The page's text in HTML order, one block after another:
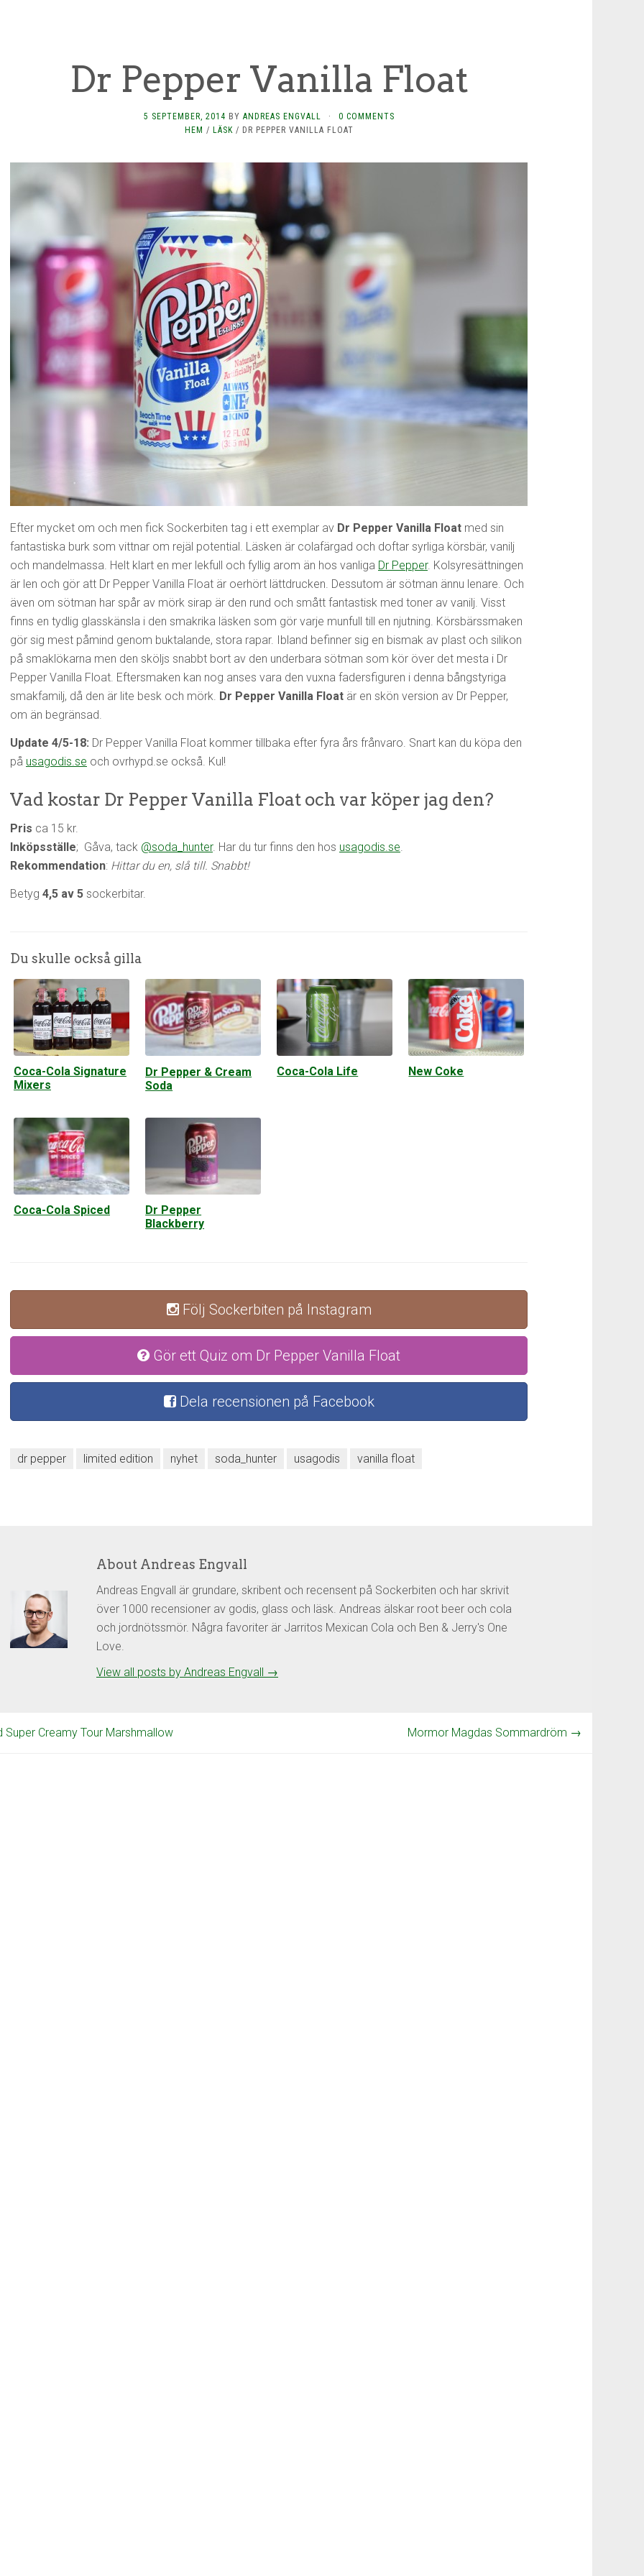
Dr Pepper Vanilla Float
5 SEPTEMBER, 2014 BY ANDREAS ENGVALL ·
0 COMMENTS
HEM / LÄSK/ DR PEPPER VANILLA FLOAT
Efter mycket om och men fick Sockerbiten tag i ett exemplar av Dr Pepper Vanilla Float med sin
fantastiska burk som vittnar om rejäl potential. Läsken är colafärgad och doftar syrliga körsbär, vanilj
och mandelmassa. Helt klart en mer lekfull och fyllig arom än hos vanliga Dr Pepper. Kolsyresättningen
är len och gör att Dr Pepper Vanilla Float är oerhört lättdrucken. Dessutom är sötman ännu lenare. Och
även om sötman har spår av mörk sirap är den rund och smått fantastisk med toner av vanilj. Visst
finns en tydlig glasskänsla i den smakrika läsken som gör varje munfull till en njutning. Körsbärssmaken
gör sig mest påmind genom buktalande, stora rapar. Ibland befinner sig en bismak av plast och silikon
på smaklökarna men den sköljs snabbt bort av den underbara sötman som kör över det mesta i Dr
Pepper Vanilla Float. Eftersmaken kan nog anses vara den vuxna fadersfiguren i denna bångstyriga
smakfamilj, då den är lite besk och mörk. Dr Pepper Vanilla Float är en skön version av Dr Pepper,
om än begränsad.
Update 4/5-18: Dr Pepper Vanilla Float kommer tillbaka efter fyra års frånvaro. Snart kan du köpa den
på usagodis.se och ovrhypd.se också. Kul!
Vad kostar Dr Pepper Vanilla Float och var köper jag den?
Pris ca 15 kr.
Inköpsställe; Gåva, tack @soda_hunter. Har du tur finns den hos usagodis.se.
Rekommendation: Hittar du en, slå till. Snabbt!
Betyg 4,5 av 5 sockerbitar.
Du skulle också gilla
Coca-Cola Signature
Mixers
Dr Pepper & Cream
Soda
Coca-Cola Life New Coke
Coca-Cola Spiced
Dr Pepper
Blackberry
Följ Sockerbiten på Instagram
Gör ett Quiz om Dr Pepper Vanilla Float
Dela recensionen på Facebook
dr pepper limited edition nyhet soda_hunter usagodis vanilla float
About Andreas Engvall
Andreas Engvall är grundare, skribent och recensent på Sockerbiten och har skrivit
över 1000 recensioner av godis, glass och läsk. Andreas älskar root beer och cola
och jordnötssmör. Några favoriter är Jarritos Mexican Cola och Ben & Jerry's One
Love.
View all posts by Andreas Engvall →
Super Creamy Tour Marshmallow Mormor Magdas Sommardröm →